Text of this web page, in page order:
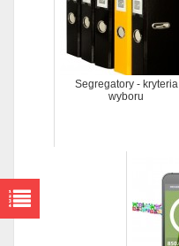
Segregatory - kryteria
wyboru